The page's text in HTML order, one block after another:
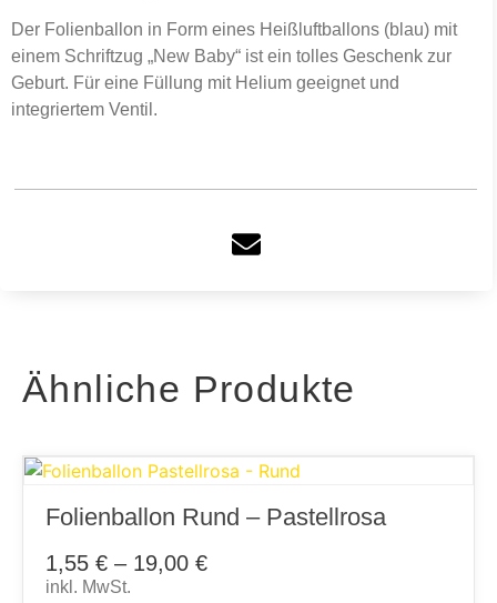
Der Folienballon in Form eines Heißluftballons (blau) mit
einem Schriftzug „New Baby“ ist ein tolles Geschenk zur
Geburt. Für eine Füllung mit Helium geeignet und
integriertem Ventil.
Ähnliche Produkte
Folienballon Rund – Pastellrosa
1,55 € – 19,00 €
inkl. MwSt.